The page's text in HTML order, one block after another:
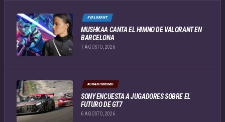
#VALORANT
MUSHKAA CANTA EL HIMNO DE VALORANT EN
BARCELONA
7 AGOSTO, 2026
#GRANTURISMO
SONY ENCUESTA A JUGADORES SOBRE EL
FUTURO DE GT7
6 AGOSTO, 2026